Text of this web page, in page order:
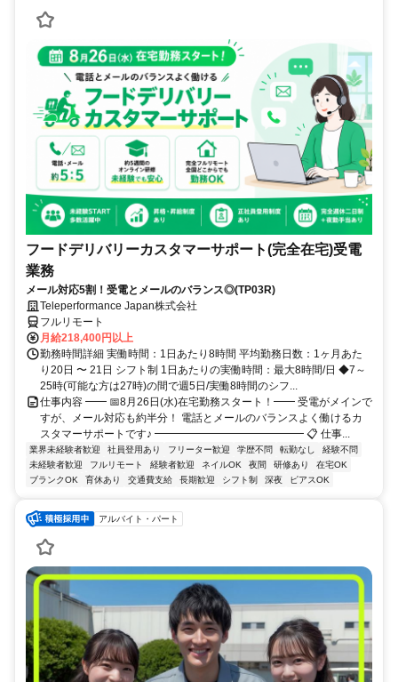
フードデリバリーカスタマーサポート(完全在宅)受電
業務
メール対応5割！受電とメールのバランス◎(TP03R)
Teleperformance Japan株式会社
フルリモート
月給218,400円以上
勤務時間詳細 実働時間：1日あたり8時間 平均勤務日数：1ヶ月あた
り20日 〜 21日 シフト制 1日あたりの実働時間：最大8時間/日 ◆7～
25時(可能な方は27時)の間で週5日/実働8時間のシフ...
仕事内容 ━━ 📅8月26日(水)在宅勤務スタート！━━ 受電がメインで
すが、メール対応も約半分！ 電話とメールのバランスよく働けるカ
スタマーサポートです♪ ━━━━━━━━━━━━━━ 📋 仕事...
業界未経験者歓迎 社員登用あり フリーター歓迎 学歴不問 転勤なし
経験不問
未経験者歓迎
フルリモート 経験者歓迎 ネイルOK 夜間 研修あり
在宅OK
ブランクOK
育休あり 交通費支給 長期歓迎 シフト制 深夜 ピアスOK
アルバイト・パート